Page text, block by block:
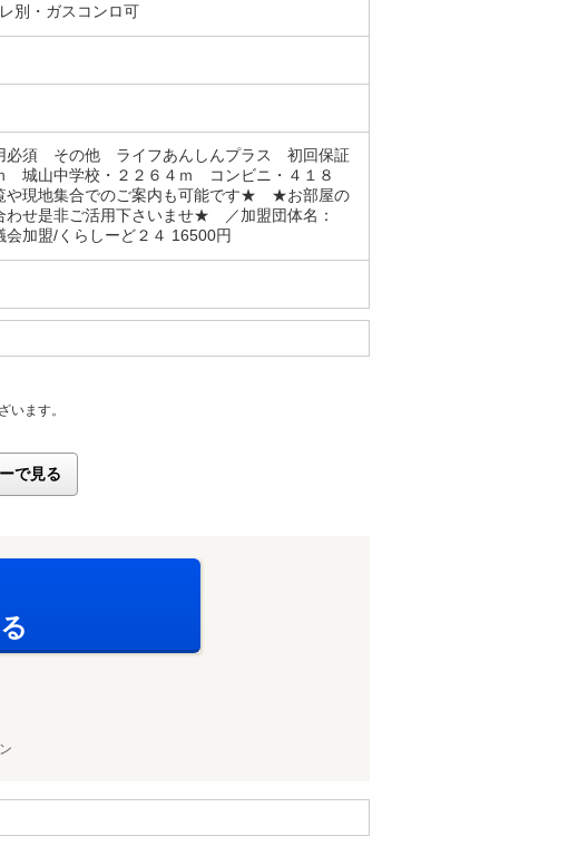
別・ガスコンロ可
必須 その他 ライフあんしんプラス 初回保証
城山中学校・２２６４ｍ コンビニ・４１８
現地集合でのご案内も可能です★ ★お部屋の
わせ是非ご活用下さいませ★ ／加盟団体名：
加盟/くらしーど２４ 16500円
います。
で見る